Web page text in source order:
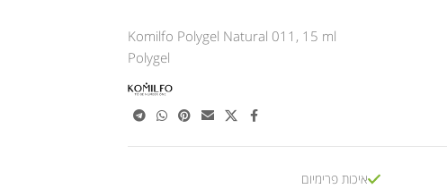
Komilfo Polygel Natural 011, 15 ml
Polygel
איכות פרימיום